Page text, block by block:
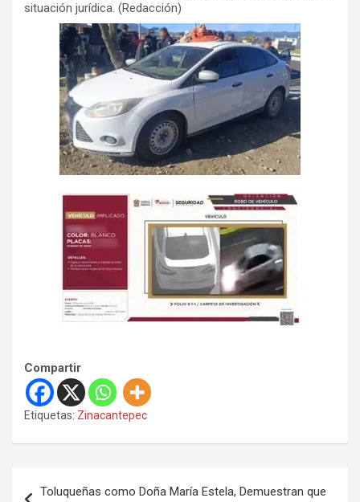
situación jurídica. (Redacción)
Compartir
Etiquetas: Zinacantepec
Toluqueñas como Doña María Estela, Demuestran que